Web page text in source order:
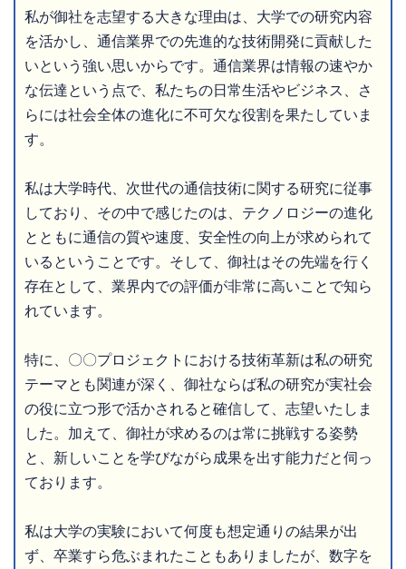
私が御社を志望する大きな理由は、大学での研究内容
を活かし、通信業界での先進的な技術開発に貢献した
いという強い思いからです。通信業界は情報の速やか
な伝達という点で、私たちの日常生活やビジネス、さ
らには社会全体の進化に不可欠な役割を果たしていま
す。
私は大学時代、次世代の通信技術に関する研究に従事
しており、その中で感じたのは、テクノロジーの進化
とともに通信の質や速度、安全性の向上が求められて
いるということです。そして、御社はその先端を行く
存在として、業界内での評価が非常に高いことで知ら
れています。
特に、〇〇プロジェクトにおける技術革新は私の研究
テーマとも関連が深く、御社ならば私の研究が実社会
の役に立つ形で活かされると確信して、志望いたしま
した。加えて、御社が求めるのは常に挑戦する姿勢
と、新しいことを学びながら成果を出す能力だと伺っ
ております。
私は大学の実験において何度も想定通りの結果が出
ず、卒業すら危ぶまれたこともありましたが、数字を